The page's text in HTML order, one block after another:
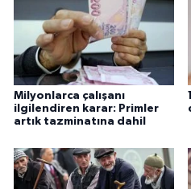
Milyonlarca çalışanı
ilgilendiren karar: Primler
artık tazminatına dahil